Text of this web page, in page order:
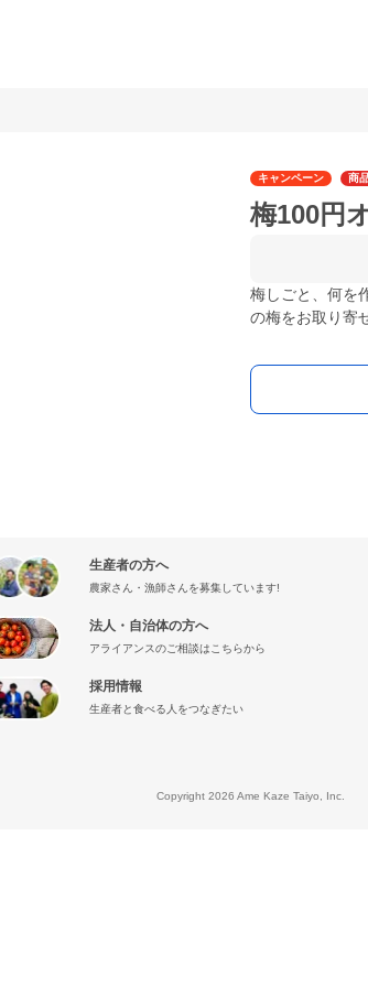
キャンペーン 商
梅100円
梅しごと、何を
の梅をお取り寄
生産者の方へ
農家さん・漁師さんを募集しています!
法人・自治体の方へ
アライアンスのご相談はこちらから
採用情報
生産者と食べる人をつなぎたい
Copyright 2026 Ame Kaze Taiyo, Inc.